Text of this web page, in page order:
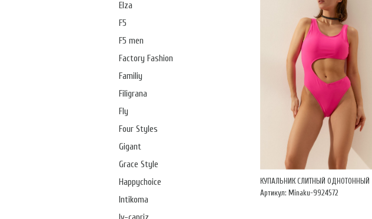
Elza
F5
F5 men
Factory Fashion
Familiy
Filigrana
Fly
Four Styles
Gigant
Grace Style
Happychoice
Intikoma
КУПАЛЬНИК СЛИТНЫЙ ОДНОТОННЫЙ
Артикул: Minaku-9924572